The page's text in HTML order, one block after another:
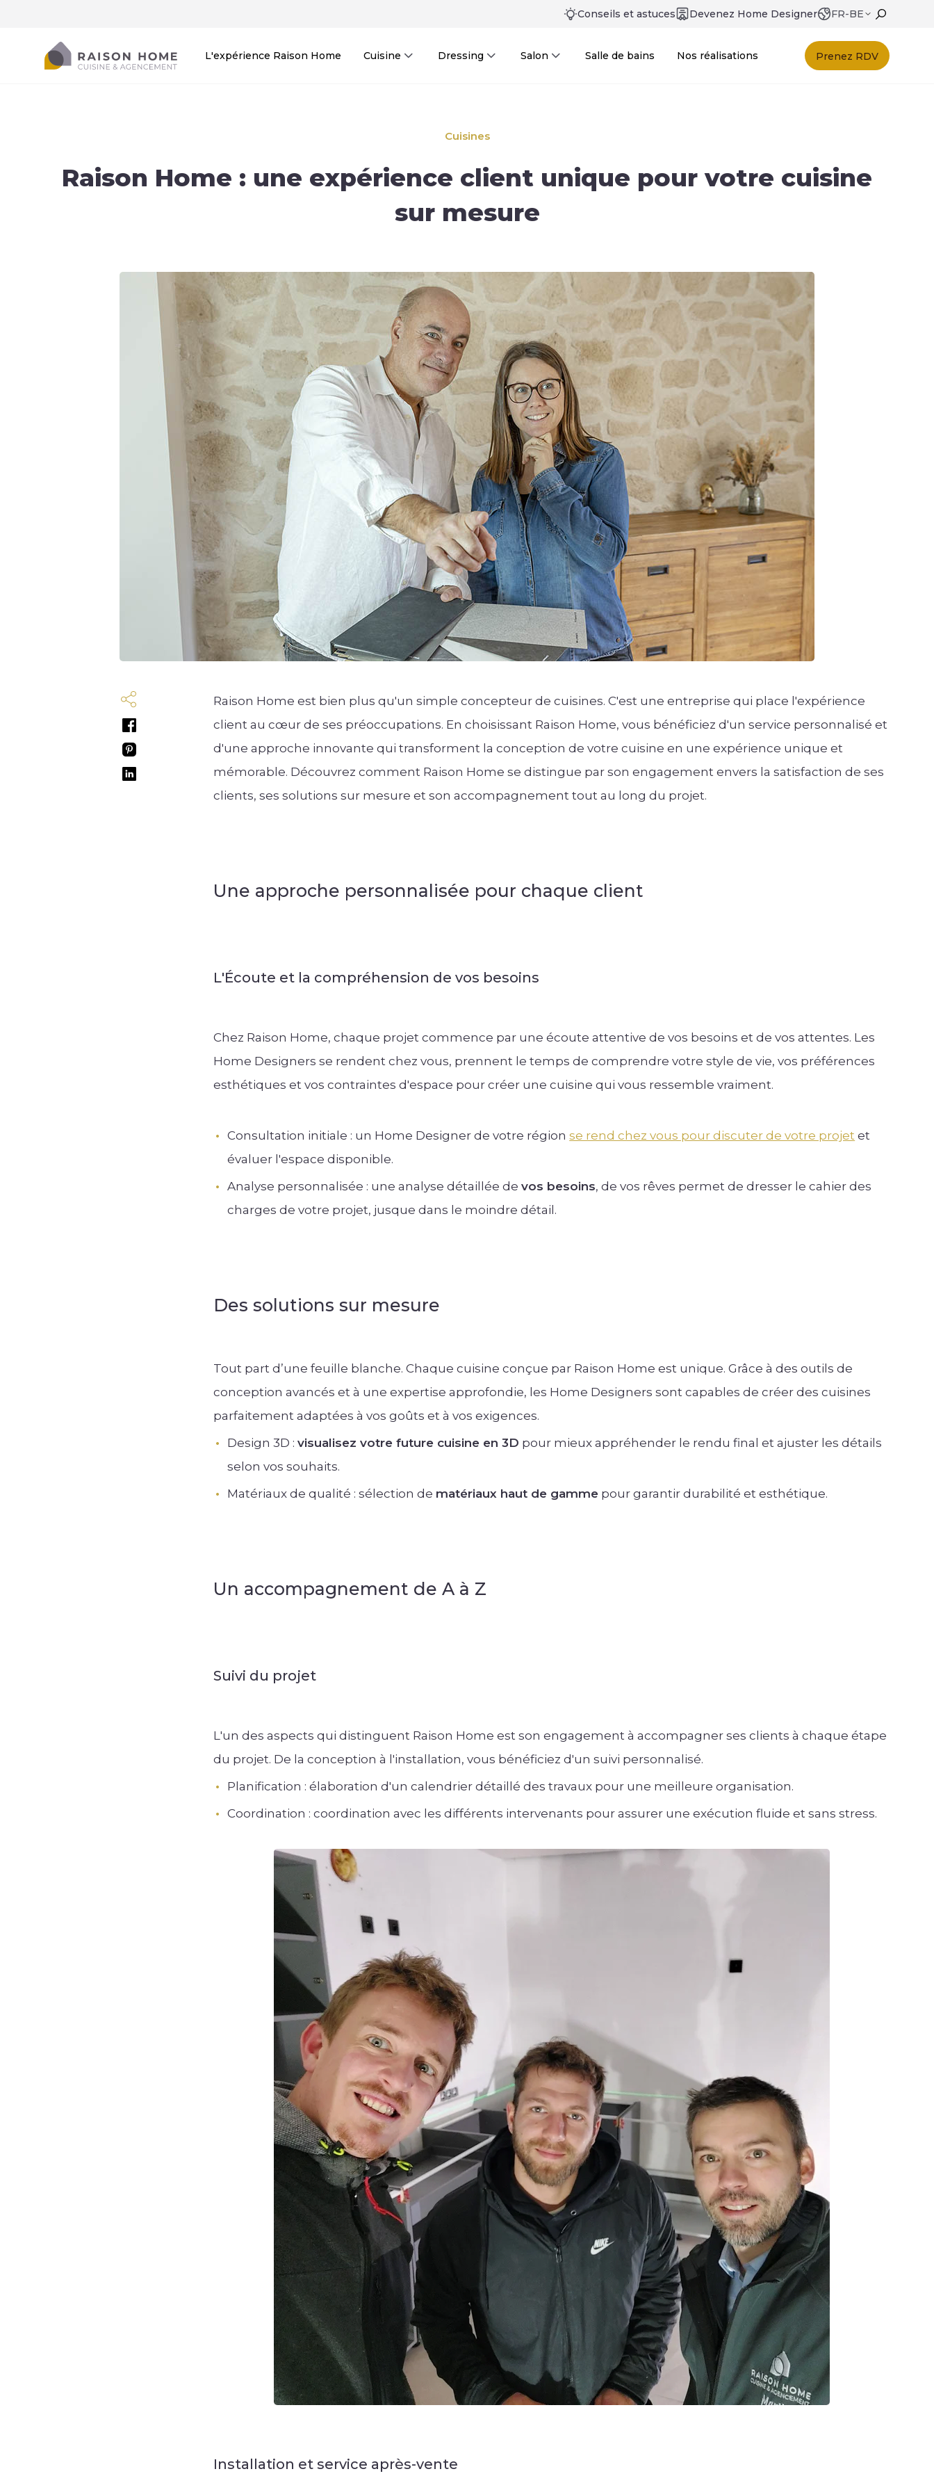
Conseils et astuces Devenez Home Designer FR-BE
L'expérience Raison Home Cuisine Dressing Salon Salle de bains Nos réalisations Prenez RDV
Cuisines
Raison Home : une expérience client unique pour votre cuisine
sur mesure
Raison Home est bien plus qu'un simple concepteur de cuisines. C'est une entreprise qui place l'expérience
client au cœur de ses préoccupations. En choisissant Raison Home, vous bénéficiez d'un service personnalisé et
d'une approche innovante qui transforment la conception de votre cuisine en une expérience unique et
mémorable. Découvrez comment Raison Home se distingue par son engagement envers la satisfaction de ses
clients, ses solutions sur mesure et son accompagnement tout au long du projet.
Une approche personnalisée pour chaque client
L'Écoute et la compréhension de vos besoins
Chez Raison Home, chaque projet commence par une écoute attentive de vos besoins et de vos attentes. Les
Home Designers se rendent chez vous, prennent le temps de comprendre votre style de vie, vos préférences
esthétiques et vos contraintes d'espace pour créer une cuisine qui vous ressemble vraiment.
Consultation initiale : un Home Designer de votre régionse rend chez vous pour discuter de votre projet et
évaluer l'espace disponible.
Analyse personnalisée : une analyse détaillée devos besoins, de vos rêves permet de dresser le cahier des
charges de votre projet, jusque dans le moindre détail.
Des solutions sur mesure
Tout part d’une feuille blanche. Chaque cuisine conçue par Raison Home est unique. Grâce à des outils de
conception avancés et à une expertise approfondie, les Home Designers sont capables de créer des cuisines
parfaitement adaptées à vos goûts et à vos exigences.
Design 3D :visualisez votre future cuisine en 3D pour mieux appréhender le rendu final et ajuster les détails
selon vos souhaits.
Matériaux de qualité : sélection de matériaux haut de gamme pour garantir durabilité et esthétique.
Un accompagnement de A à Z
Suivi du projet
L'un des aspects qui distinguent Raison Home est son engagement à accompagner ses clients à chaque étape
du projet. De la conception à l'installation, vous bénéficiez d'un suivi personnalisé.
Planification : élaboration d'un calendrier détaillé des travaux pour une meilleure organisation.
Coordination : coordination avec les différents intervenants pour assurer une exécution fluide et sans stress.
Installation et service après-vente